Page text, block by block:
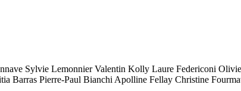
Sylvie Lemonnier Valentin Kolly Laure Federiconi
Barras Pierre-Paul Bianchi Apolline Fellay Christine